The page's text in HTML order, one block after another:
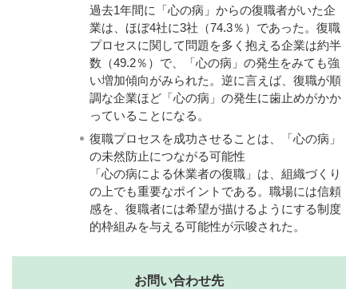
過去1年間に「心の病」からの復職者がいた企
業は、ほぼ4社に3社（74.3％）であった。復職
プロセスに関して問題を多く抱える企業は約半
数（49.2％）で、「心の病」の発生をみても強
い増加傾向がみられた。逆に言えば、復職が順
調な企業ほど「心の病」の発生に歯止めがかか
っていることになる。
復職プロセスを成功させることは、「心の病」
の未然防止につながる可能性
「心の病による休業者の復職」は、組織づくり
の上でも重要なポイントである。職場には信頼
感を、復職者には希望が描けるようにする制度
的枠組みを与える可能性が示唆された。
お問い合わせ先